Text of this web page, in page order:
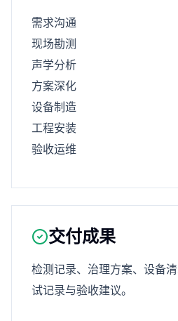
需求沟通
现场勘测
声学分析
方案深化
设备制造
工程安装
验收运维
交付成果
检测记录、治理方案、设备
试记录与验收建议。